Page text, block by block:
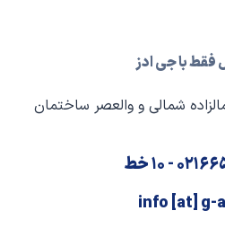
فقط با جی ادز
شمالی و والعصر ساختمان
- ۱۰ خط
info [at] g-